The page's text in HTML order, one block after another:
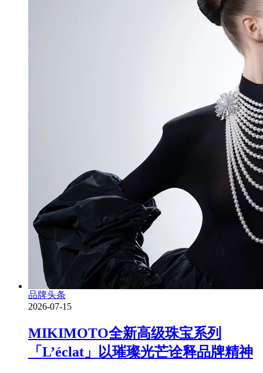
品牌头条
2026-07-15
MIKIMOTO全新高级珠宝系列
「L’éclat」以璀璨光芒诠释品牌精神